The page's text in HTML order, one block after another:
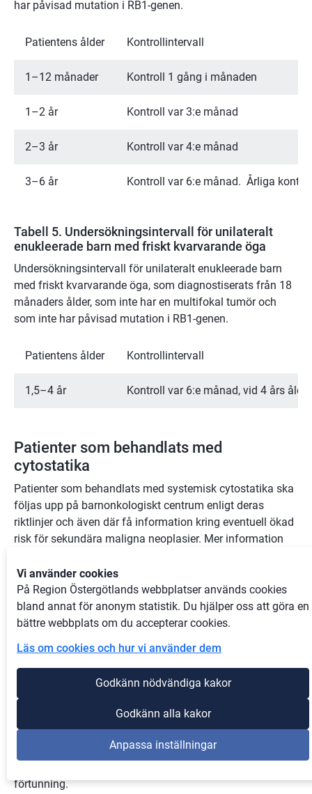
Vi använder cookies
På Region Östergötlands webbplatser används cookies
bland annat för anonym statistik. Du hjälper oss att göra en
bättre webbplats om du accepterar cookies.
Läs om cookies och hur vi använder dem
Godkänn nödvändiga kakor
Godkänn alla kakor
Anpassa inställningar
har påvisad mutation i RB1-genen.
Patientens ålder Kontrollintervall
1–12 månader Kontroll 1 gång i månaden
1–2 år Kontroll var 3:e månad
2–3 år Kontroll var 4:e månad
3–6 år Kontroll var 6:e månad. Årliga
Tabell 5. Undersökningsintervall för unilateralt
enukleerade barn med friskt kvarvarande öga
Undersökningsintervall för unilateralt enukleerade barn
med friskt kvarvarande öga, som diagnostiserats från 18
månaders ålder, som inte har en multifokal tumör och
som inte har påvisad mutation i RB1-genen.
Patientens ålder Kontrollintervall
1,5–4 år Kontroll var 6:e månad, vid 4 års
Patienter som behandlats med
cytostatika
Patienter som behandlats med systemisk cytostatika ska
följas upp på barnonkologiskt centrum enligt deras
riktlinjer och även där få information kring eventuell ökad
risk för sekundära maligna neoplasier. Mer information
barncancer - RCC Kunskapsbanken på regionalt
cancercentrums webbplats.
Komplikationer
Komplikationer vid laserterapi är irisbrännskador med
bakre synekier och linsgrumlingar. Vitreoretinal traktion,
glaskroppsblödningar och skleral perforation kan också
Komplikationer vid kryoterapi innefattar
förtunning.